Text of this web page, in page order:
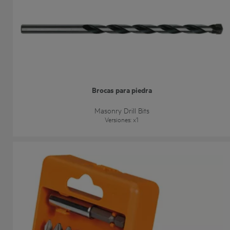
Brocas para piedra
Masonry Drill Bits
Versiones: x1